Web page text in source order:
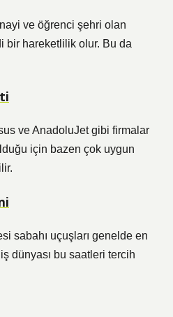
ve öğrenci şehri olan
bir hareketlilik olur. Bu da
ve AnadoluJet gibi firmalar
için bazen çok uygun
sabahı uçuşları genelde en
dünyası bu saatleri tercih